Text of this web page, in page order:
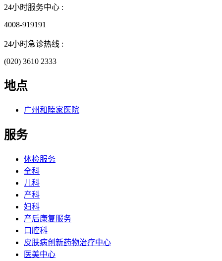
24小时服务中心 :
4008-919191
24小时急诊热线 :
(020) 3610 2333
地点
广州和睦家医院
服务
体检服务
全科
儿科
产科
妇科
产后康复服务
口腔科
皮肤病创新药物治疗中心
医美中心